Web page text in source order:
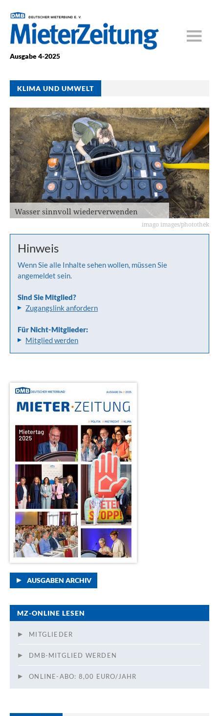
Ausgabe 4-2025
KLIMA UND UMWELT
Wasser sinnvoll wiederverwenden
imago images/photothek
Hinweis
Wenn Sie alle Inhalte sehen wollen, müssen Sie
angemeldet sein.
Sind Sie Mitglied?
Zugangslink anfordern
Für Nicht-Mitglieder:
Mitglied werden
AUSGABEN ARCHIV
MZ-ONLINE LESEN
MITGLIEDER
DMB-MITGLIED WERDEN
ONLINE-ABO: 8,00 EURO/JAHR